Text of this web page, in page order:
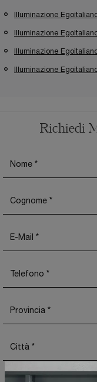
Illuminazione
Illuminazione
Illuminazione
Illuminazione
Richiedi